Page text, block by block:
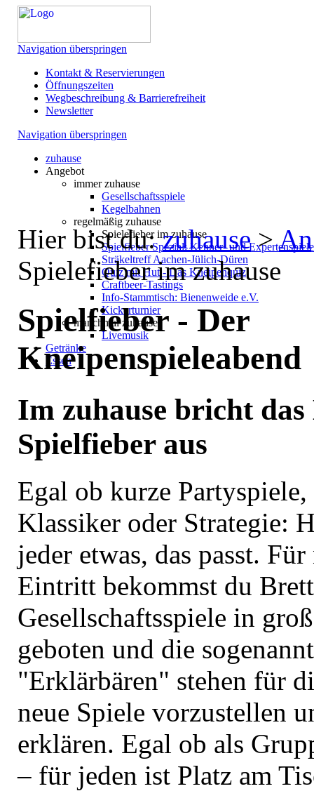
Navigation überspringen
Kontakt & Reservierungen
Öffnungszeiten
Wegbeschreibung & Barrierefreiheit
Newsletter
Navigation überspringen
zuhause
Angebot
immer zuhause
Gesellschaftsspiele
Kegelbahnen
regelmäßig zuhause
Spielefieber im zuhause
Spielfieber Spezial: Kenner- und
Sträkeltreff Aachen-Jülich-Düren
Quiz mit Hut - Das Kneipenquiz
Craftbeer-Tastings
Info-Stammtisch: Bienenweide e.V.
Kickerturnier
manchmal zuhause
Livemusik
Getränke
Essen
Hier bist du:zuhause>
Spielefieber im zuhause
Spielfieber - Der
Kneipenspieleabend
Im zuhause bricht
Spielfieber aus
Egal ob kurze Partyspiele,
Klassiker oder Strategie:
jeder etwas, das passt.
Eintritt bekommst du
Gesellschaftsspiele in
geboten und die
"Erklärbären" stehen für
neue Spiele vorzustellen
erklären. Egal ob als
– für jeden ist Platz am